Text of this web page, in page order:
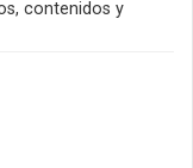
contenidos y